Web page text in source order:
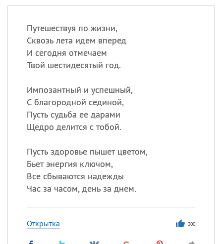
Путешествуя по жизни,
Сквозь лета идем вперед
И сегодня отмечаем
Твой шестидесятый год.
Импозантный и успешный,
С благородной сединой,
Пусть судьба ее дарами
Щедро делится с тобой.
Пусть здоровье пышет цветом,
Бьет энергия ключом,
Все сбываются надежды
Час за часом, день за днем.
Открытка 300